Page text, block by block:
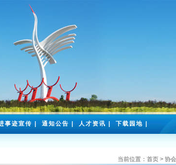
事迹宣传 通知公告 人才资讯 下载园地
当前位置：首页 > 协